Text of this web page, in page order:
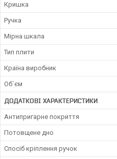
Кришка
Ручка
Мірна шкала
Тип плити
Країна виробник
Об`єм
ДОДАТКОВІ ХАРАКТЕРИСТИКИ
Антипригарне покриття
Потовщене дно
Спосіб кріплення ручок